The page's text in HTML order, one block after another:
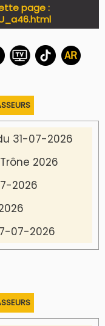
page :
31-07-2026
2026
2026
07-2026